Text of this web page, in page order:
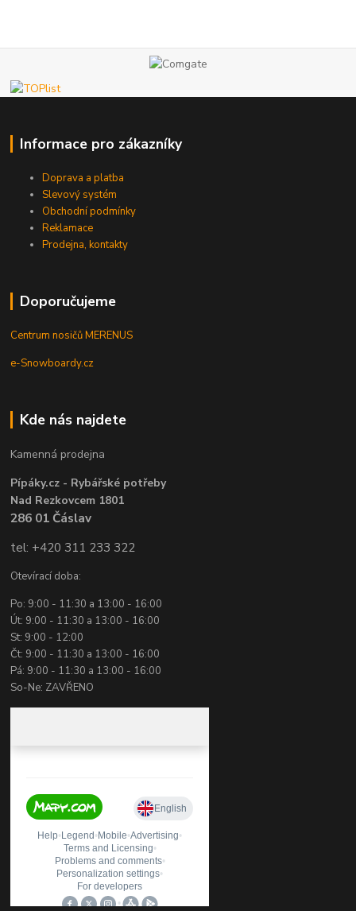
Informace pro zákazníky
Doprava a platba
Slevový systém
Obchodní podmínky
Reklamace
Prodejna, kontakty
Doporučujeme
Centrum nosičů MERENUS
e-Snowboardy.cz
Kde nás najdete
Kamenná prodejna
Pípáky.cz - Rybářské potřeby
Nad Rezkovcem 1801
286 01 Čáslav
tel: +420 311 233 322
Otevírací doba:
Po: 9:00 - 11:30 a 13:00 - 16:00
Út: 9:00 - 11:30 a 13:00 - 16:00
St: 9:00 - 12:00
Čt: 9:00 - 11:30 a 13:00 - 16:00
Pá: 9:00 - 11:30 a 13:00 - 16:00
So-Ne: ZAVŘENO